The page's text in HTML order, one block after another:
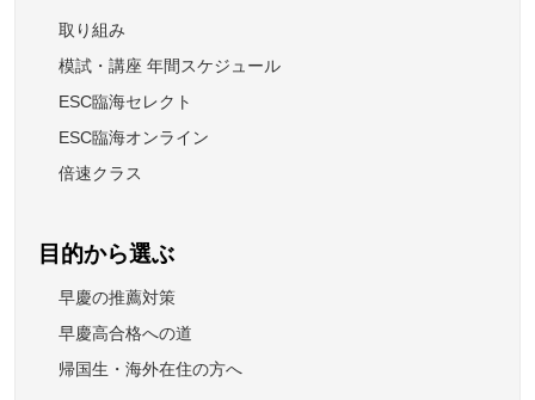
取り組み
模試・講座 年間スケジュール
ESC臨海セレクト
ESC臨海オンライン
倍速クラス
目的から選ぶ
早慶の推薦対策
早慶高合格への道
帰国生・海外在住の方へ